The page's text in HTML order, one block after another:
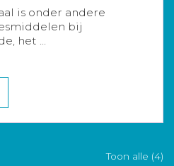
is onder andere
bij
het ...
Toon alle (4)